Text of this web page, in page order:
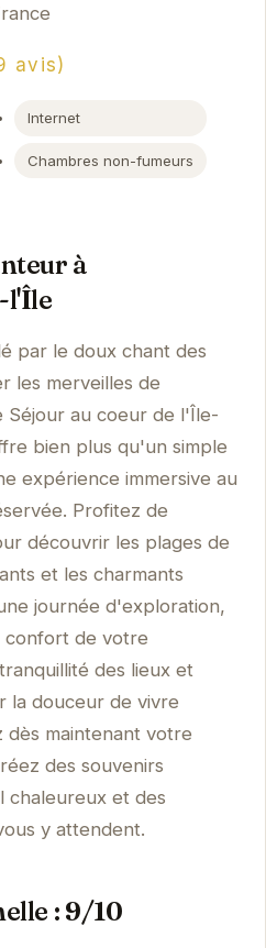
avis)
Internet
Chambres non-fumeurs
à
l'Île
par le doux chant des
les merveilles de
Séjour au coeur de l'Île-
bien plus qu'un simple
expérience immersive au
Profitez de
découvrir les plages de
et les charmants
journée d'exploration,
confort de votre
des lieux et
la douceur de vivre
dès maintenant votre
des souvenirs
chaleureux et des
y attendent.
: 9/10